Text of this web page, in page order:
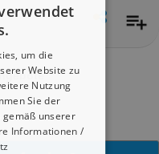
um die
Website zu
Nutzung
Sie der
gemäß unserer
Informationen /